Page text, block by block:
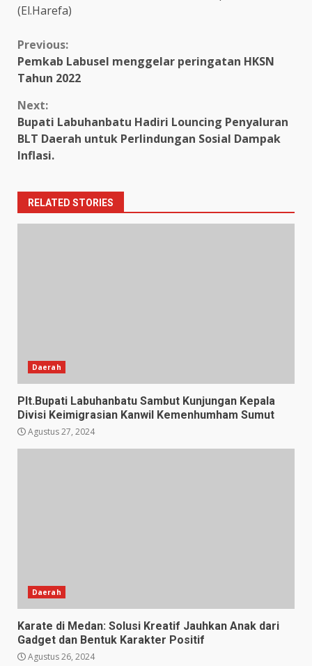
(El.Harefa)
Continue
Reading
Previous:
Pemkab Labusel menggelar peringatan HKSN
Tahun 2022
Next:
Bupati Labuhanbatu Hadiri Louncing Penyaluran
BLT Daerah untuk Perlindungan Sosial Dampak
Inflasi.
RELATED STORIES
Daerah
Plt.Bupati Labuhanbatu Sambut Kunjungan Kepala
Divisi Keimigrasian Kanwil Kemenhumham Sumut
Agustus 27, 2024
Daerah
Karate di Medan: Solusi Kreatif Jauhkan Anak dari
Gadget dan Bentuk Karakter Positif
Agustus 26, 2024